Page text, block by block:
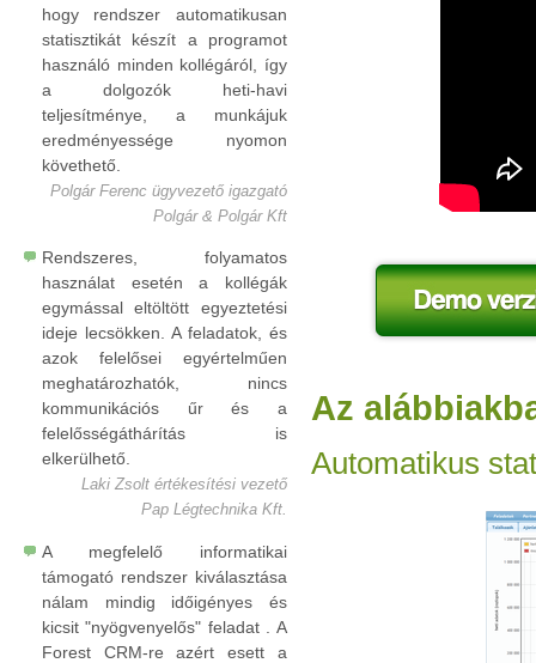
hogy rendszer automatikusan
statisztikát készít a programot
használó minden kollégáról, így
a dolgozók heti-havi
teljesítménye, a munkájuk
eredményessége nyomon
követhető.
Polgár Ferenc ügyvezető igazgató
Polgár & Polgár Kft
Rendszeres, folyamatos
használat esetén a kollégák
egymással eltöltött egyeztetési
ideje lecsökken. A feladatok, és
azok felelősei egyértelműen
meghatározhatók, nincs
kommunikációs űr és a
felelősségáthárítás is
elkerülhető.
Laki Zsolt értékesítési vezető
Pap Légtechnika Kft.
A megfelelő informatikai
támogató rendszer kiválasztása
nálam mindig időigényes és
kicsit "nyögvenyelős" feladat . A
Forest CRM-re azért esett a
Az
Automatikus